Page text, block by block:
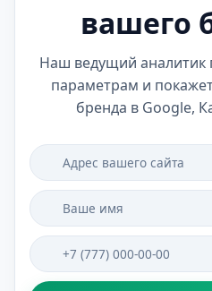
вашего
Наш ведущий аналитик
параметрам и
бренда в Google,